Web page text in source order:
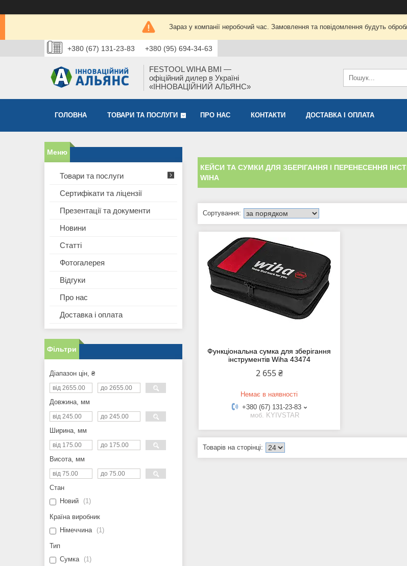
Зараз у компанії неробочий час. Замовлення та повідомлення будуть
+380 (67) 131-23-83 +380 (95) 694-34-63
FESTOOL WIHA BMI —
офіційний дилер в Україні
«ІННОВАЦІЙНИЙ АЛЬЯНС»
ГОЛОВНА ТОВАРИ ТА ПОСЛУГИ ПРО НАС КОНТАКТИ ДОСТАВКА І ОПЛАТА
КЕЙСИ ТА СУМКИ ДЛЯ ЗБЕРІГАННЯ І ПЕРЕНЕСЕННЯ
WIHA
Функціональна сумка для зберігання
інструментів Wiha 43474
2 655 ₴
Немає в наявності
+380 (67) 131-23-83
моб. KYIVSTAR
Товари та послуги
Сертифікати та ліцензії
Презентації та документи
Новини
Статті
Фотогалерея
Відгуки
Про нас
Доставка і оплата
Фільтри
Діапазон цін, ₴
Довжина, мм
Ширина, мм
Висота, мм
Стан
Новий
1
Країна виробник
Німеччина
1
Тип
Сумка
1